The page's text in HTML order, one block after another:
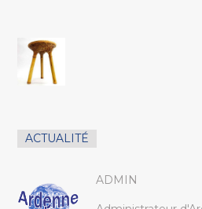
ACTUALITÉ
ADMIN